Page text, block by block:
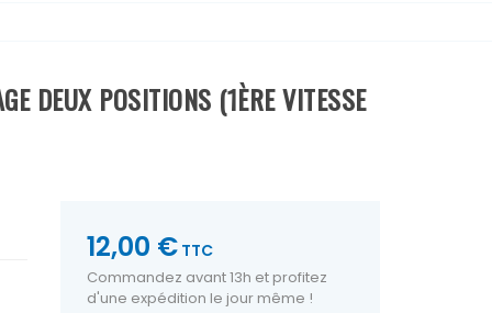
DEUX POSITIONS (1ÈRE VITESSE
12,00 € TTC
Commandez avant 13h et profitez
d'une expédition le jour même !